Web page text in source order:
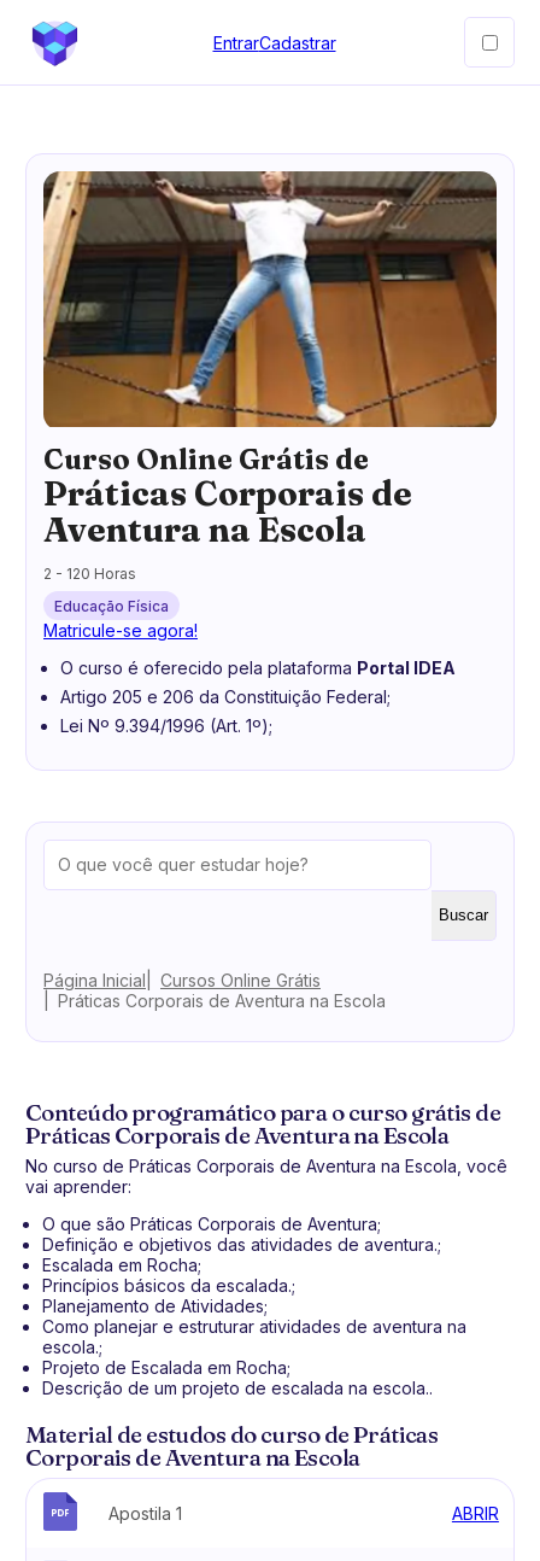
EntrarCadastrar
Curso Online Grátis de
Práticas Corporais de
Aventura na Escola
2 - 120 Horas
Educação Física
Matricule-se agora!
O curso é oferecido pela plataforma Portal IDEA
Artigo 205 e 206 da Constituição Federal;
Lei Nº 9.394/1996 (Art. 1º);
Buscar
Página Inicial
Cursos Online Grátis
Práticas Corporais de Aventura na Escola
Conteúdo programático para o curso grátis de
Práticas Corporais de Aventura na Escola
No curso de Práticas Corporais de Aventura na Escola, você
vai aprender:
O que são Práticas Corporais de Aventura;
Definição e objetivos das atividades de aventura.;
Escalada em Rocha;
Princípios básicos da escalada.;
Planejamento de Atividades;
Como planejar e estruturar atividades de aventura na
escola.;
Projeto de Escalada em Rocha;
Descrição de um projeto de escalada na escola..
Material de estudos do curso de Práticas
Corporais de Aventura na Escola
Apostila 1 ABRIR